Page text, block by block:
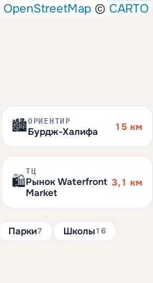
OpenStreetMap © CARTO
🏙️ОРИЕНТИР
Бурдж-Халифа 15 км
🛍️
ТЦ
Рынок Waterfront
Market
3,1 км
Парки7 Школы16